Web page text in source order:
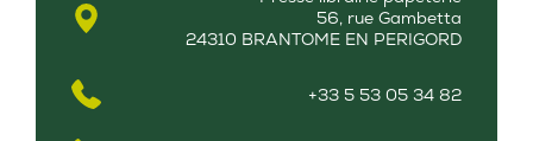
56, rue Gambetta
24310 BRANTOME EN PERIGORD
+33 5 53 05 34 82